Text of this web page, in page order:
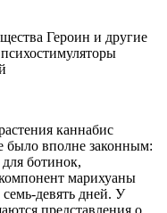
Героин и другие
каннабис
было вполне законным:
ботинок,
марихуаны
девять дней. У